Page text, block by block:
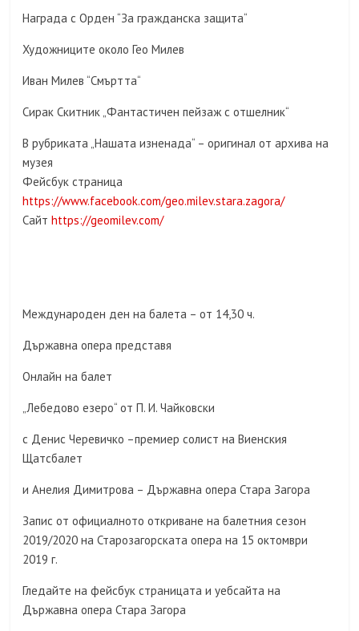
Награда с Орден “За гражданска защита“
Художниците около Гео Милев
Иван Милев “Смъртта“
Сирак Скитник „Фантастичен пейзаж с отшелник“
В рубриката „Нашата изненада“ – оригинал от архива на
музея
Фейсбук страница
https://www.facebook.com/geo.milev.stara.zagora/
Сайтhttps://geomilev.com/
Международен ден на балета – от 14,30 ч.
Държавна опера представя
Онлайн на балет
„Лебедово езеро“ от П. И. Чайковски
с Денис Черевичко –премиер солист на Виенския
Щатсбалет
и Анелия Димитрова – Държавна опера Стара Загора
Запис от официалното откриване на балетния сезон
2019/2020 на Старозагорската опера на 15 октомври
2019 г.
Гледайте на фейсбук страницата и уебсайта на
Държавна опера Стара Загора